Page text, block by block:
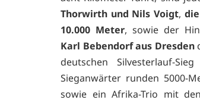
Thorwirth und Nils Voigt,
10.000 Meter, sowie der
Karl Bebendorf aus Dresden
deutschen Silvesterlauf-
Sieganwärter runden 5000-
sowie ein Afrika-Trio mit